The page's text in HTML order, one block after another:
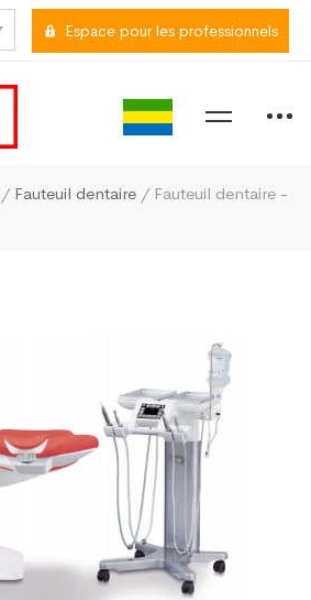
Espace pour les professionnels
/ Fauteuil dentaire / Fauteuil dentaire -